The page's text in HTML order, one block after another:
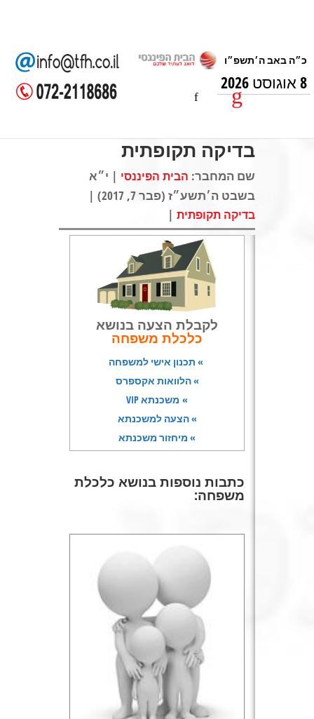
8 אוגוסט 2026
בדיקה תקופתית
שם המחבר: הבית הפיננסי | י״א
בשבט ה׳תשע״ז (פבר 7, 2017) |
בדיקה תקופתית |
לקבלת הצעה בנושא
כלכלת משפחה
» תכנון אישי למשפחה
» הלוואות אקספרס
» משכנתא VIP
» הצעה למשכנתא
» מיחזור משכנתא
כתבות נוספות בנושא כלכלת
משפחה: